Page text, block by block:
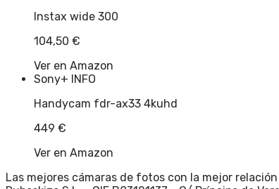
Instax wide 300
104,50 €
Ver en Amazon
Sony+ INFO
Handycam fdr-ax33 4kuhd
449 €
Ver en Amazon
Las mejores cámaras de fotos con la mejor